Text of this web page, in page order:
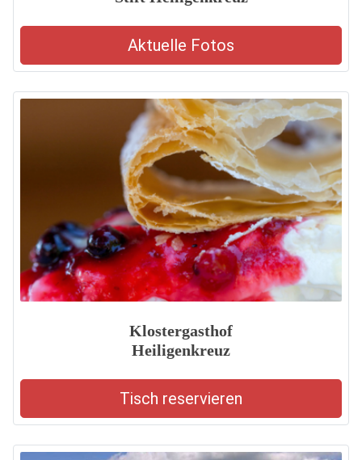
Aktuelle Fotos
Klostergasthof
Heiligenkreuz
Tisch reservieren